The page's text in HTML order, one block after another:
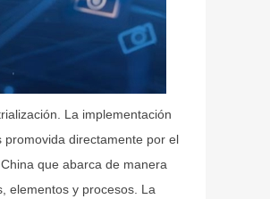
La implementación
promovida directamente por el
que abarca de manera
elementos y procesos. La